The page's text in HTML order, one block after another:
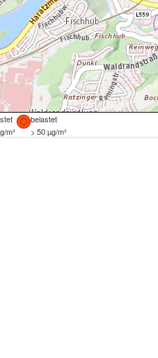
belastet
m³ > 50 µg/m³